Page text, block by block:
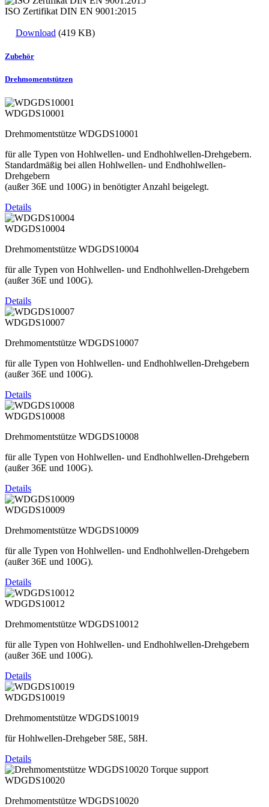
ISO Zertifikat DIN EN 9001:2015
Download (419 KB)
Zubehör
Drehmomentstützen
WDGDS10001
Drehmomentstütze WDGDS10001
für alle Typen von Hohlwellen- und Endhohlwellen-Drehgebern.
Standardmäßig bei allen Hohlwellen- und Endhohlwellen-
Drehgebern
(außer 36E und 100G) in benötigter Anzahl beigelegt.
Details
WDGDS10004
Drehmomentstütze WDGDS10004
für alle Typen von Hohlwellen- und Endhohlwellen-Drehgebern
(außer 36E und 100G).
Details
WDGDS10007
Drehmomentstütze WDGDS10007
für alle Typen von Hohlwellen- und Endhohlwellen-Drehgebern
(außer 36E und 100G).
Details
WDGDS10008
Drehmomentstütze WDGDS10008
für alle Typen von Hohlwellen- und Endhohlwellen-Drehgebern
(außer 36E und 100G).
Details
WDGDS10009
Drehmomentstütze WDGDS10009
für alle Typen von Hohlwellen- und Endhohlwellen-Drehgebern
(außer 36E und 100G).
Details
WDGDS10012
Drehmomentstütze WDGDS10012
für alle Typen von Hohlwellen- und Endhohlwellen-Drehgebern
(außer 36E und 100G).
Details
WDGDS10019
Drehmomentstütze WDGDS10019
für Hohlwellen-Drehgeber 58E, 58H.
Details
WDGDS10020
Drehmomentstütze WDGDS10020